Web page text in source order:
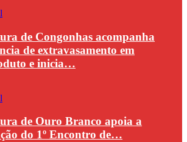
de Congonhas acompanha
de extravasamento em
e inicia…
de Ouro Branco apoia a
do 1º Encontro de…